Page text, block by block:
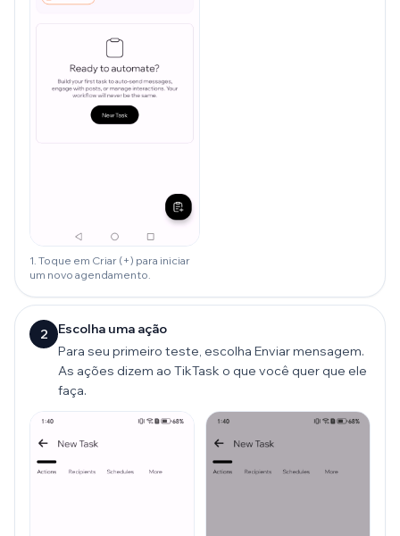
1. Toque em Criar (+) para iniciar
um novo agendamento.
2
Escolha uma ação
Para seu primeiro teste, escolha Enviar mensagem.
As ações dizem ao TikTask o que você quer que ele
faça.